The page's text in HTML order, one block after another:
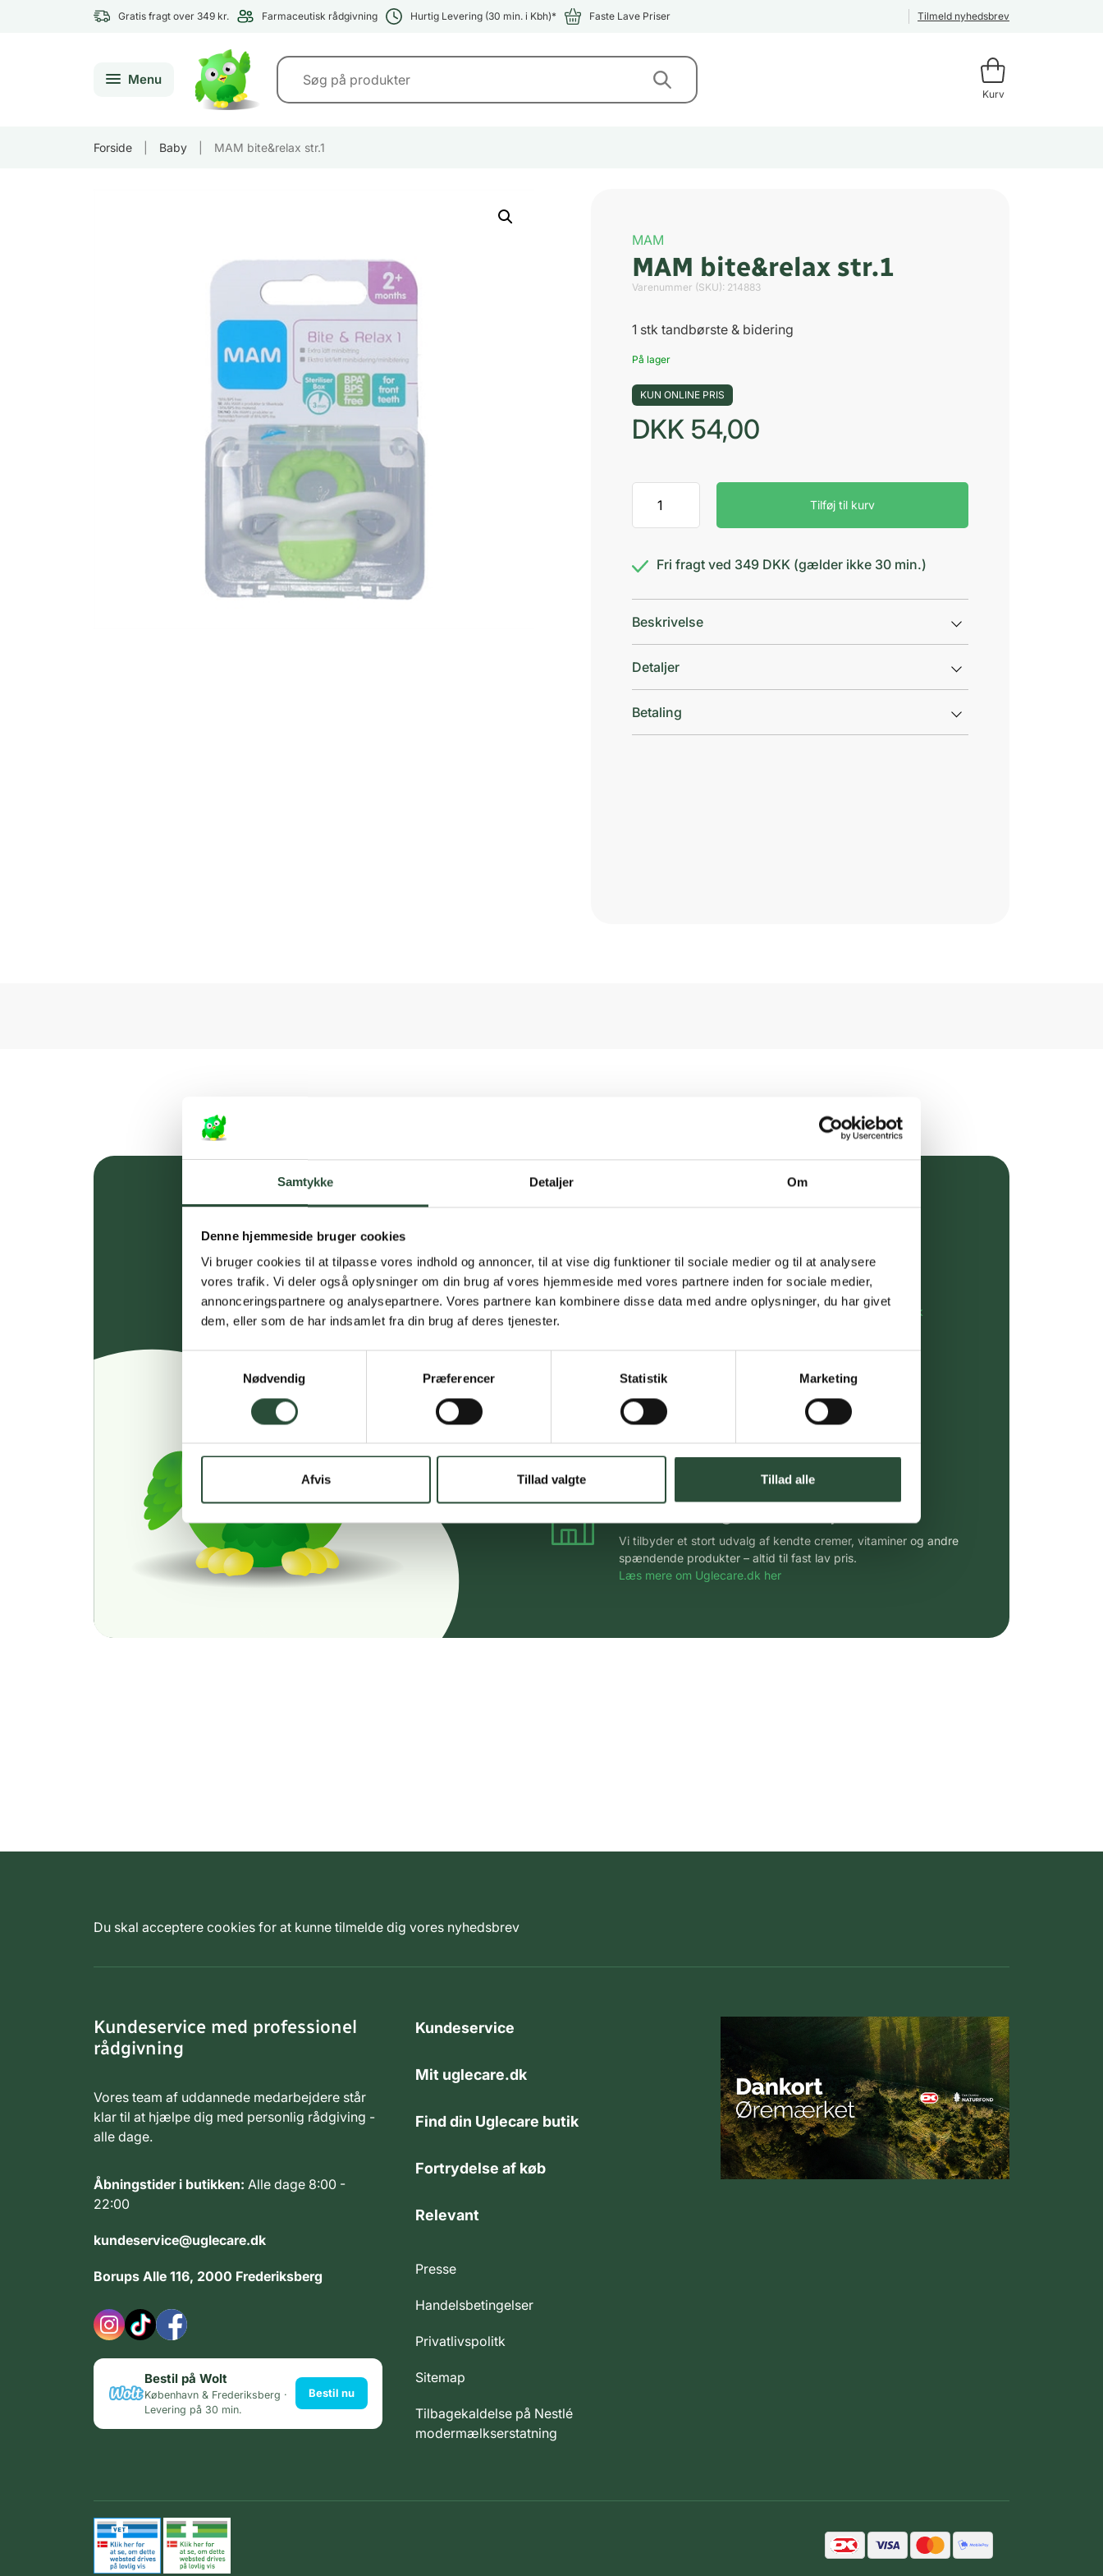
Samtykke Detaljer Om
Denne hjemmeside bruger cookies
Vi bruger cookies til at tilpasse vores indhold og annoncer, til at vise dig funktioner til sociale medier og til at analysere
vores trafik. Vi deler også oplysninger om din brug af vores hjemmeside med vores partnere inden for sociale medier,
annonceringspartnere og analysepartnere. Vores partnere kan kombinere disse data med andre oplysninger, du har givet
dem, eller som de har indsamlet fra din brug af deres tjenester.
Nødvendig
Præferencer Statistik Marketing
Afvis Tillad valgte Tillad alle
Gratis fragt over 349 kr. Farmaceutisk rådgivning Hurtig Levering (30 min. i Kbh)* Faste Lave Priser Tilmeld nyhedsbrev
Menu
Kurv
Forside Baby MAM bite&relax str.1
MAM
MAM bite&relax str.1
Varenummer (SKU): 214883
1 stk tandbørste & bidering
På lager
KUN ONLINE PRIS
DKK 54,00
bite&relax
str.1
Tilføj til kurv
Fri fragt ved 349 DKK (gælder ikke 30 min.)
Beskrivelse
Detaljer
Betaling
Gratis fragt over 349 kr.
Personlig rådgivning
Få hjælp til din webordre på: kundeservice@uglecare.dk
Hurtigt leveringen via GLS, og DAO
Faste lave priser*
Stort udvalg af kendte produkter
Vi tilbyder et stort udvalg af kendte cremer, vitaminer og andre
spændende produkter – altid til fast lav pris.
Læs mere om Uglecare.dk her
Du skal acceptere cookies for at kunne tilmelde dig vores nyhedsbrev
Kundeservice med professionel
rådgivning
Vores team af uddannede medarbejdere står
klar til at hjælpe dig med personlig rådgiving -
alle dage.
Åbningstider i butikken: Alle dage 8:00 -
22:00
kundeservice@uglecare.dk
Borups Alle 116, 2000 Frederiksberg
Bestil på Wolt
København & Frederiksberg ·
Levering på 30 min.
Bestil nu
Kundeservice
Mit uglecare.dk
Find din Uglecare butik
Fortrydelse af køb
Relevant
Presse
Handelsbetingelser
Privatlivspolitk
Sitemap
Tilbagekaldelse på Nestlé
modermælkserstatning